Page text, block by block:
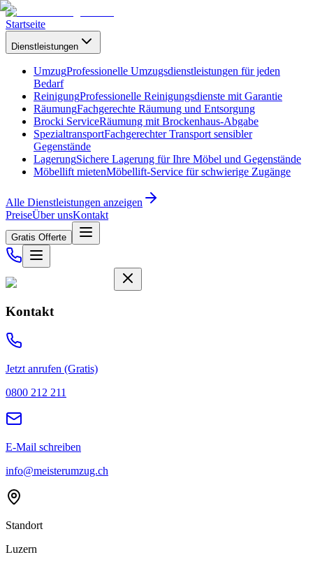
Startseite
Dienstleistungen
UmzugProfessionelle Umzugsdienstleistungen für jeden
Bedarf
ReinigungProfessionelle Reinigungsdienste mit Garantie
RäumungFachgerechte Räumung und Entsorgung
Brocki ServiceRäumung mit Brockenhaus-Abgabe
SpezialtransportFachgerechter Transport sensibler
Gegenstände
LagerungSichere Lagerung für Ihre Möbel und Gegenstände
Möbellift mietenMöbellift-Service für schwierige Zugänge
Alle Dienstleistungen anzeigen
PreiseÜber unsKontakt
Gratis Offerte
Kontakt
Jetzt anrufen (Gratis)
0800 212 211
E-Mail schreiben
info@meisterumzug.ch
Standort
Luzern